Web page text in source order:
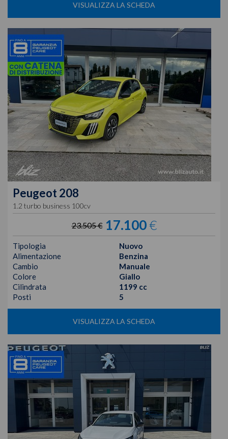
VISUALIZZA LA SCHEDA
Peugeot 208
1.2 turbo business 100cv
23.505 € 17.100€
Tipologia
Nuovo
Alimentazione
Benzina
Cambio
Manuale
Colore
Giallo
Cilindrata
1199 cc
Posti
5
VISUALIZZA LA SCHEDA